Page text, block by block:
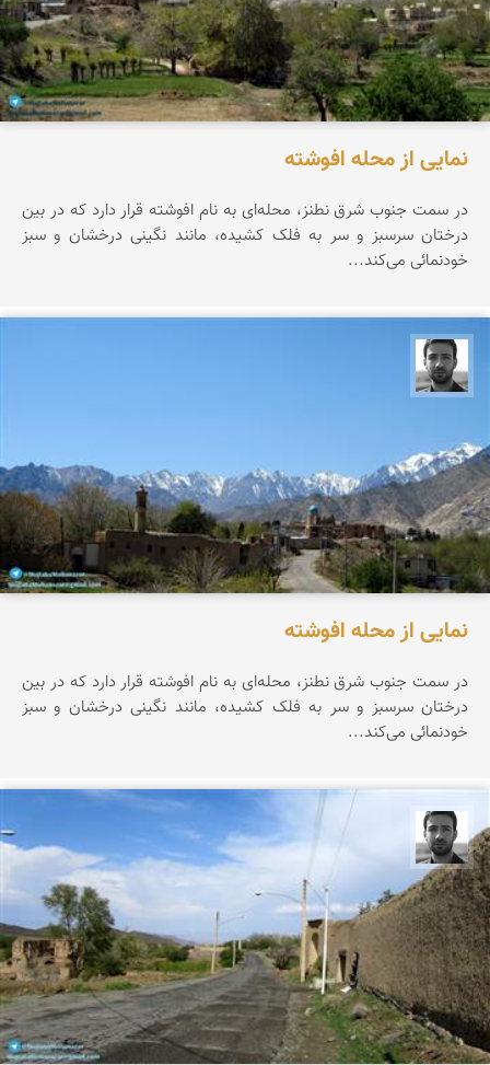
نمایی از محله افوشته
در سمت جنوب شرق نطنز، محله‌ای به نام افوشته قرار دارد که در بین
درختان سرسبز و سر به فلک کشیده، مانند نگینی درخشان و سبز
خودنمائی می‌کند...
نمایی از محله افوشته
در سمت جنوب شرق نطنز، محله‌ای به نام افوشته قرار دارد که در بین
درختان سرسبز و سر به فلک کشیده، مانند نگینی درخشان و سبز
خودنمائی می‌کند...